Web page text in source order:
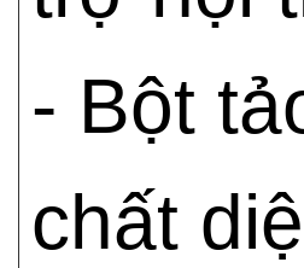
- Bột
chất